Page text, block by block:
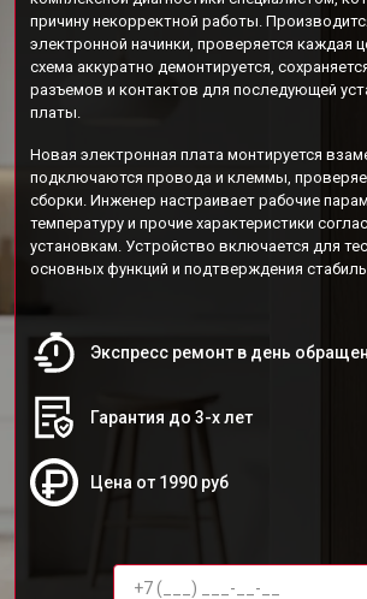
причину некорректной работы.
электронной начинки, проверяется каждая
схема аккуратно демонтируется,
разъемов и контактов для последующей
платы.
Новая электронная плата монтируется
подключаются провода и клеммы,
сборки. Инженер настраивает рабочие
температуру и прочие характеристики
установкам. Устройство включается для
основных функций и подтверждения
Экспресс ремонт в день
Гарантия до 3-х лет
Цена от 1990 руб